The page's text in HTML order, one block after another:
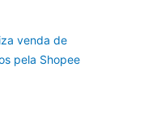
venda de
pela Shopee